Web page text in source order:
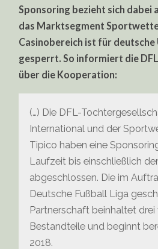
Sponsoring bezieht sich dabei
das Marktsegment
Casinobereich ist für deutsche
gesperrt. So informiert die
über die Kooperation:
(…) Die DFL-
International und der
Tipico haben eine
Laufzeit bis einschließlich
abgeschlossen. Die im
Deutsche Fußball Liga
Partnerschaft beinhaltet drei
Bestandteile und beginnt
2018.